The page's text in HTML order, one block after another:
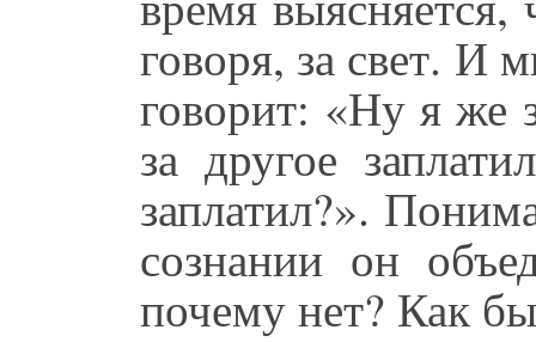
говоря, за свет. И
говорит: «Ну я же
за другое
заплатил?».
сознании он
почему нет? Как